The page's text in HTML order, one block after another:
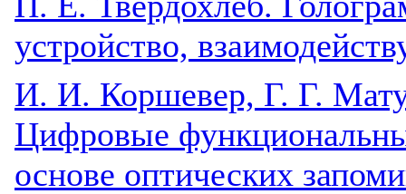
устройство,
И. И. Коршевер, Г. Г.
Цифровые
основе оптических